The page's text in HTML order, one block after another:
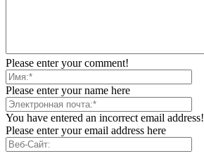
Please enter your comment!
Please enter your name here
You have entered an incorrect email address!
Please enter your email address here